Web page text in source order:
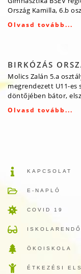
Ország Kamilla, 6.b
Olvasd tovább...
BIRKÓZÁS
Molics Zalán 5.a
megrendezett U11-es
döntőjében bátor,
Olvasd tovább...
KAPCSOLAT
E-NAPLÓ
COVID 19
ÖKOISKOLA
ÉTKEZÉSI